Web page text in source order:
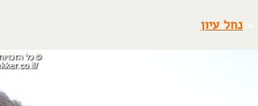
נחל עיון